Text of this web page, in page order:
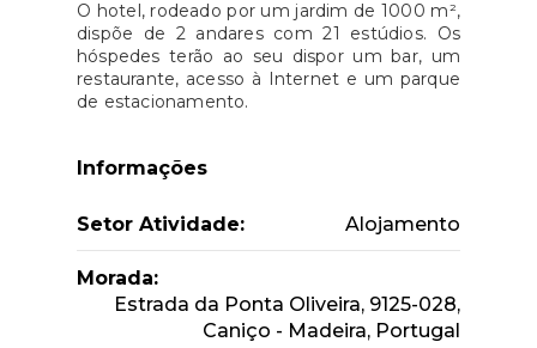
O hotel, rodeado por um jardim de 1000 m²,
dispõe de 2 andares com 21 estúdios. Os
hóspedes terão ao seu dispor um bar, um
restaurante, acesso à Internet e um parque
de estacionamento.
Informações
Setor Atividade: Alojamento
Morada:
Estrada da Ponta Oliveira, 9125-028,
Caniço - Madeira, Portugal